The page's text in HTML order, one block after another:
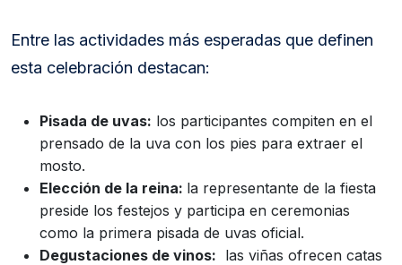
Entre las actividades más esperadas que definen
esta celebración destacan:
Pisada de uvas: los participantes compiten en el
prensado de la uva con los pies para extraer el
mosto.
Elección de la reina: la representante de la fiesta
preside los festejos y participa en ceremonias
como la primera pisada de uvas oficial.
Degustaciones de vinos: las viñas ofrecen catas